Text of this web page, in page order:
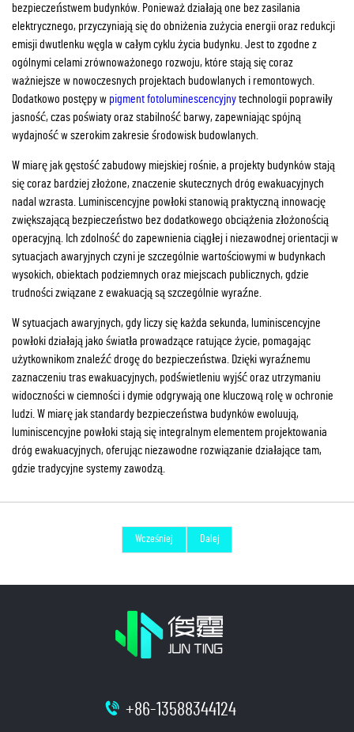
bezpieczeństwem budynków. Ponieważ działają one bez zasilania
elektrycznego, przyczyniają się do obniżenia zużycia energii oraz redukcji
emisji dwutlenku węgla w całym cyklu życia budynku. Jest to zgodne z
ogólnymi celami zrównoważonego rozwoju, które stają się coraz
ważniejsze w nowoczesnych projektach budowlanych i remontowych.
Dodatkowo postępy w pigment fotoluminescencyjnytechnologii poprawiły
jasność, czas poświaty oraz stabilność barwy, zapewniając spójną
wydajność w szerokim zakresie środowisk budowlanych.
W miarę jak gęstość zabudowy miejskiej rośnie, a projekty budynków stają
się coraz bardziej złożone, znaczenie skutecznych dróg ewakuacyjnych
nadal wzrasta. Luminiscencyjne powłoki stanowią praktyczną innowację
zwiększającą bezpieczeństwo bez dodatkowego obciążenia złożonością
operacyjną. Ich zdolność do zapewnienia ciągłej i niezawodnej orientacji w
sytuacjach awaryjnych czyni je szczególnie wartościowymi w budynkach
wysokich, obiektach podziemnych oraz miejscach publicznych, gdzie
trudności związane z ewakuacją są szczególnie wyraźne.
W sytuacjach awaryjnych, gdy liczy się każda sekunda, luminiscencyjne
powłoki działają jako światła prowadzące ratujące życie, pomagając
użytkownikom znaleźć drogę do bezpieczeństwa. Dzięki wyraźnemu
zaznaczeniu tras ewakuacyjnych, podświetleniu wyjść oraz utrzymaniu
widoczności w ciemności i dymie odgrywają one kluczową rolę w ochronie
ludzi. W miarę jak standardy bezpieczeństwa budynków ewoluują,
luminiscencyjne powłoki stają się integralnym elementem projektowania
dróg ewakuacyjnych, oferując niezawodne rozwiązanie działające tam,
gdzie tradycyjne systemy zawodzą.
Wcześniej Dalej
+86-13588344124